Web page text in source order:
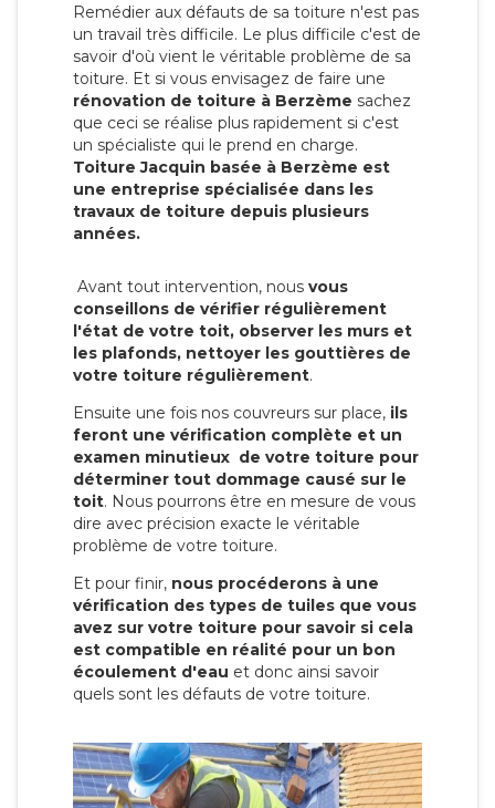
Remédier aux défauts de sa toiture n'est pas
un travail très difficile. Le plus difficile c'est de
savoir d'où vient le véritable problème de sa
toiture. Et si vous envisagez de faire une
rénovation de toiture à Berzème sachez
que ceci se réalise plus rapidement si c'est
un spécialiste qui le prend en charge.
Toiture Jacquin basée à Berzème est
une entreprise spécialisée dans les
travaux de toiture depuis plusieurs
années.
Avant tout intervention, nous vous
conseillons de vérifier régulièrement
l'état de votre toit, observer les murs et
les plafonds, nettoyer les gouttières de
votre toiture régulièrement.
Ensuite une fois nos couvreurs sur place, ils
feront une vérification complète et un
examen minutieux de votre toiture pour
déterminer tout dommage causé sur le
toit. Nous pourrons être en mesure de vous
dire avec précision exacte le véritable
problème de votre toiture.
Et pour finir, nous procéderons à une
vérification des types de tuiles que vous
avez sur votre toiture pour savoir si cela
est compatible en réalité pour un bon
écoulement d'eau et donc ainsi savoir
quels sont les défauts de votre toiture.